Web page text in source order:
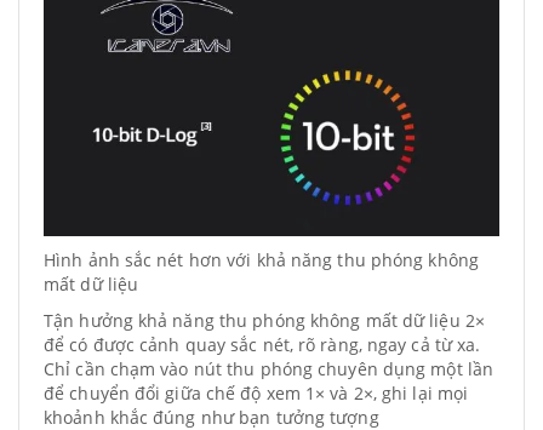
Hình ảnh sắc nét hơn với khả năng thu phóng không
mất dữ liệu
Tận hưởng khả năng thu phóng không mất dữ liệu 2×
để có được cảnh quay sắc nét, rõ ràng, ngay cả từ xa.
Chỉ cần chạm vào nút thu phóng chuyên dụng một lần
để chuyển đổi giữa chế độ xem 1× và 2×, ghi lại mọi
khoảnh khắc đúng như bạn tưởng tượng